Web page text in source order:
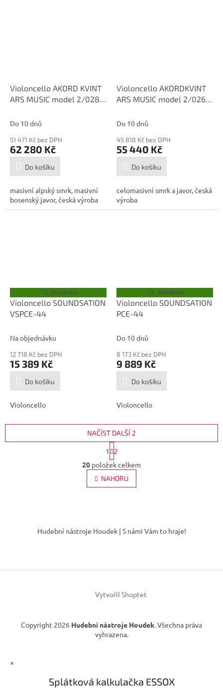
Violoncello AKORD KVINT
ARS MUSIC model 2/028
Do 10 dnů
51 471 Kč bez DPH
62 280 Kč
Do košíku
masivní alpský smrk, masivní
bosenský javor, česká výroba
Violoncello AKORDKVINT
ARS MUSIC model 2/026
Do 10 dnů
45 818 Kč bez DPH
55 440 Kč
Do košíku
celomasivní smrk a javor, česká
výroba
Z
D
A
ZDARMA
Violoncello SOUNDSATION
VSPCE-44
Na objednávku
12 718 Kč bez DPH
15 389 Kč
Do košíku
Violoncello
Z
D
A
ZDARMA
Violoncello SOUNDSATION
PCE-44
Do 10 dnů
8 173 Kč bez DPH
9 889 Kč
Do košíku
Violoncello
O
v
l
á
p
y
ý
s
u
NAČÍST DALŠÍ 2
t
r
á
n
k
í
1
2
20 položek celkem
NAHORU
í
Hudební nástroje Houdek | S námi Vám to hraje!
Vytvořil Shoptet
Copyright 2026 Hudební nástroje Houdek. Všechna práva
vyhrazena.
×
Splátková kalkulačka ESSOX